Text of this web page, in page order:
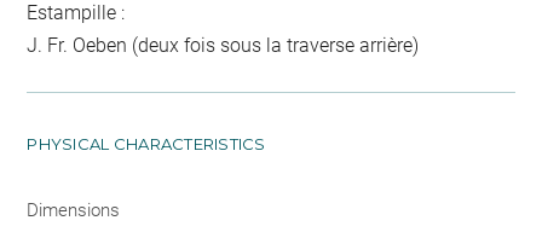
Estampille :
J. Fr. Oeben (deux fois sous la traverse arrière)
PHYSICAL CHARACTERISTICS
Dimensions